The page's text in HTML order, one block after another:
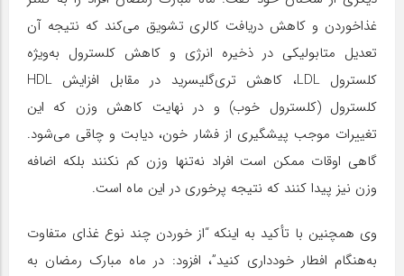
غذاخوردن و کاهش دریافت کالری تشویق می‌کند که نتیجه آن
تعدیل متابولیکی در ذخیره انرژی و کاهش کلسترول به‌ویژه
کلسترول LDL، کاهش تری‌گلیسرید در مقابل افزایش HDL
کلسترول (کلسترول خوب) و در نهایت کاهش وزن که این
تغییرات موجب پیشگیری از فشار خون، دیابت و چاقی می‌شود.
گاهی اوقات ممکن است افراد نه‌تنها وزن کم نکنند بلکه اضافه
وزن نیز پیدا کنند که نتیجه پرخوری در این ماه است.
وی همچنین با تأکید به اینکه “از خوردن چند نوع غذای متفاوت
به‌هنگام افطار خودداری کنید”، افزود: در ماه مبارک رمضان به